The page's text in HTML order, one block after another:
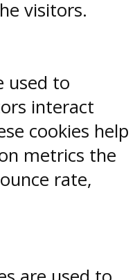
visitors.
used to
interact
cookies help
metrics the
rate,